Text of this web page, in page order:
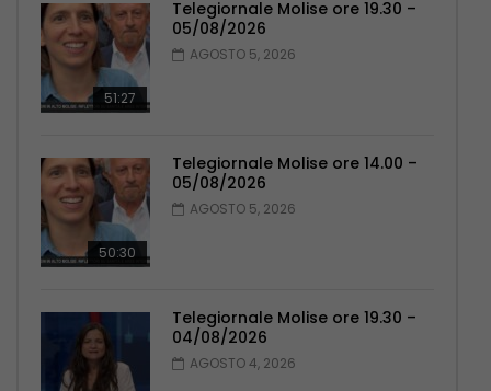
51:27
Telegiornale Molise ore 19.30 –
05/08/2026
AGOSTO 5, 2026
50:30
Telegiornale Molise ore 14.00 –
05/08/2026
AGOSTO 5, 2026
Telegiornale Molise ore 19.30 –
04/08/2026
AGOSTO 4, 2026